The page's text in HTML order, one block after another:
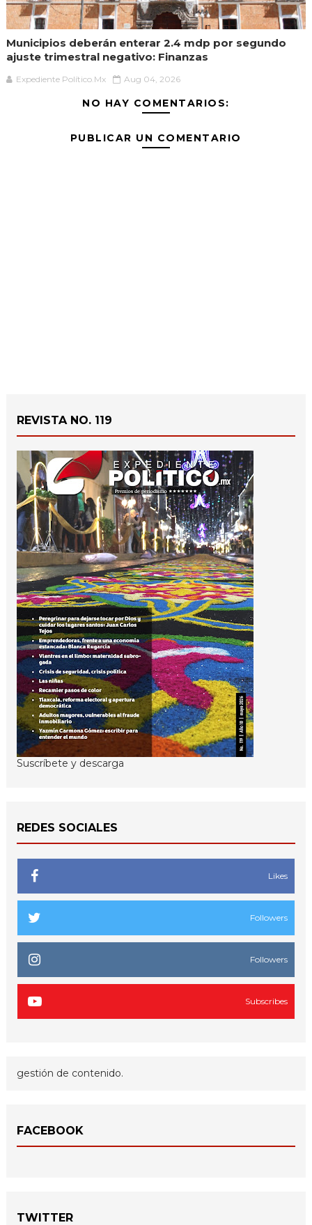
Municipios deberán enterar 2.4 mdp por segundo
ajuste trimestral negativo: Finanzas
Expediente Político.Mx Aug 04, 2026
NO HAY COMENTARIOS:
PUBLICAR UN COMENTARIO
REVISTA NO. 119
Suscríbete y descarga
REDES SOCIALES
Likes
Followers
Followers
Subscribes
gestión de contenido.
FACEBOOK
TWITTER